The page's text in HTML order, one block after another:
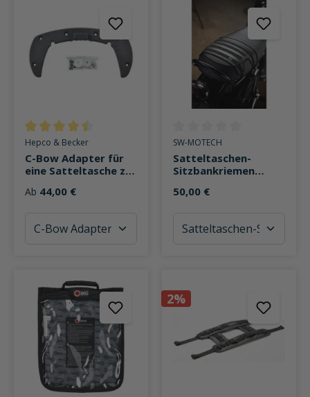
Durchschnittliche Bewertung von 4.4 von 5 Sternen
Hepco & Becker
C-Bow Adapter für
eine Satteltasche zur
Ab 44,00 €
Durchschnittliche Bewertung
SW-MOTECH
Satteltaschen-
Sitzbankriemen
universal
50,00 €
2%